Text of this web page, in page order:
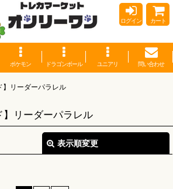
ログイン カート
ポケモン ドラゴンボール ユニアリ 問い合わせ
】リーダーパラレル
】リーダーパラレル
表示順変更